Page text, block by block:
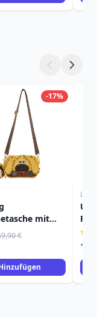
-17%
mit
- Disney-Pixar
Up
€
Up